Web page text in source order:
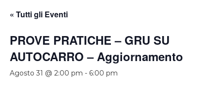
« Tutti gli Eventi
PROVE PRATICHE – GRU SU
AUTOCARRO – Aggiornamento
Agosto 31 @ 2:00 pm - 6:00 pm